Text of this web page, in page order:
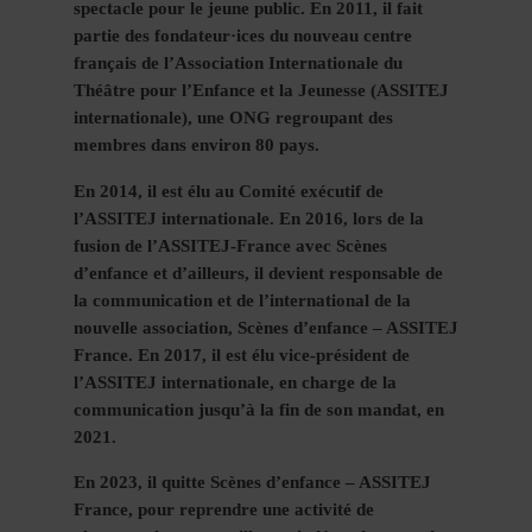
spectacle pour le jeune public. En 2011, il fait
partie des fondateur·ices du nouveau centre
français de l’Association Internationale du
Théâtre pour l’Enfance et la Jeunesse (ASSITEJ
internationale), une ONG regroupant des
membres dans environ 80 pays.
En 2014, il est élu au Comité exécutif de
l’ASSITEJ internationale. En 2016, lors de la
fusion de l’ASSITEJ-France avec Scènes
d’enfance et d’ailleurs, il devient responsable de
la communication et de l’international de la
nouvelle association, Scènes d’enfance – ASSITEJ
France. En 2017, il est élu vice-président de
l’ASSITEJ internationale, en charge de la
communication jusqu’à la fin de son mandat, en
2021.
En 2023, il quitte Scènes d’enfance – ASSITEJ
France, pour reprendre une activité de